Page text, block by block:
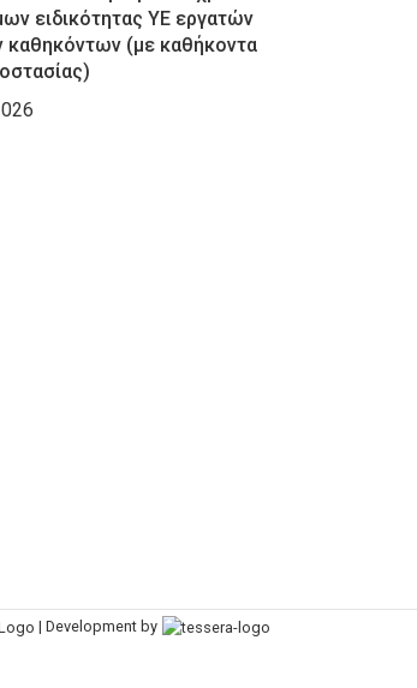
ειδικότητας ΥΕ εργατών
καθηκόντων (με καθήκοντα
| Development by